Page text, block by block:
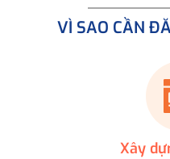
VÌ SAO CẦN
Xây